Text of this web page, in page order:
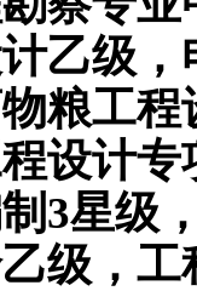
乙级，
粮工程
设计专
3星级
级，工